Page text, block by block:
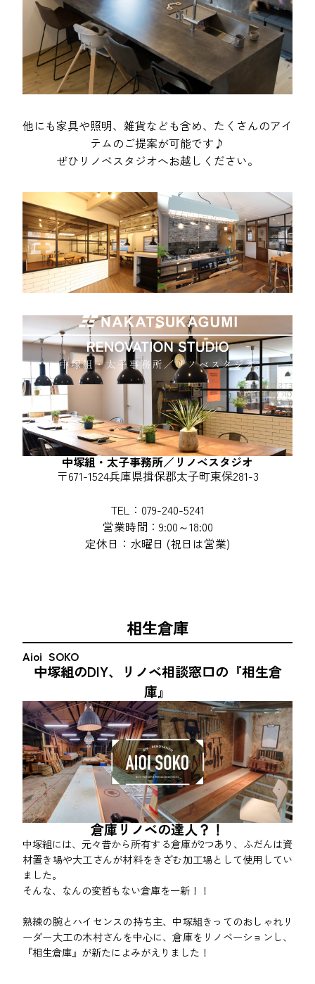
他にも家具や照明、雑貨なども含め、たくさんのアイ
テムのご提案が可能です♪
ぜひリノベスタジオへお越しください。
中塚組・太子事務所／リノベスタジオ
〒671-1524兵庫県揖保郡太子町東保281-3
TEL：079-240-5241
営業時間：9:00～18:00
定休日：水曜日 (祝日は営業)
相生倉庫
Aioi SOKO
中塚組のDIY、リノベ相談窓口の『相生倉
庫』
倉庫リノベの達人？！
中塚組には、元々昔から所有する倉庫が2つあり、ふだんは資
材置き場や大工さんが材料をきざむ加工場として使用してい
ました。
熟練の腕とハイセンスの持ち主、中塚組きってのおしゃれリ
ーダー大工の木村さんを中心に、倉庫をリノベーションし、